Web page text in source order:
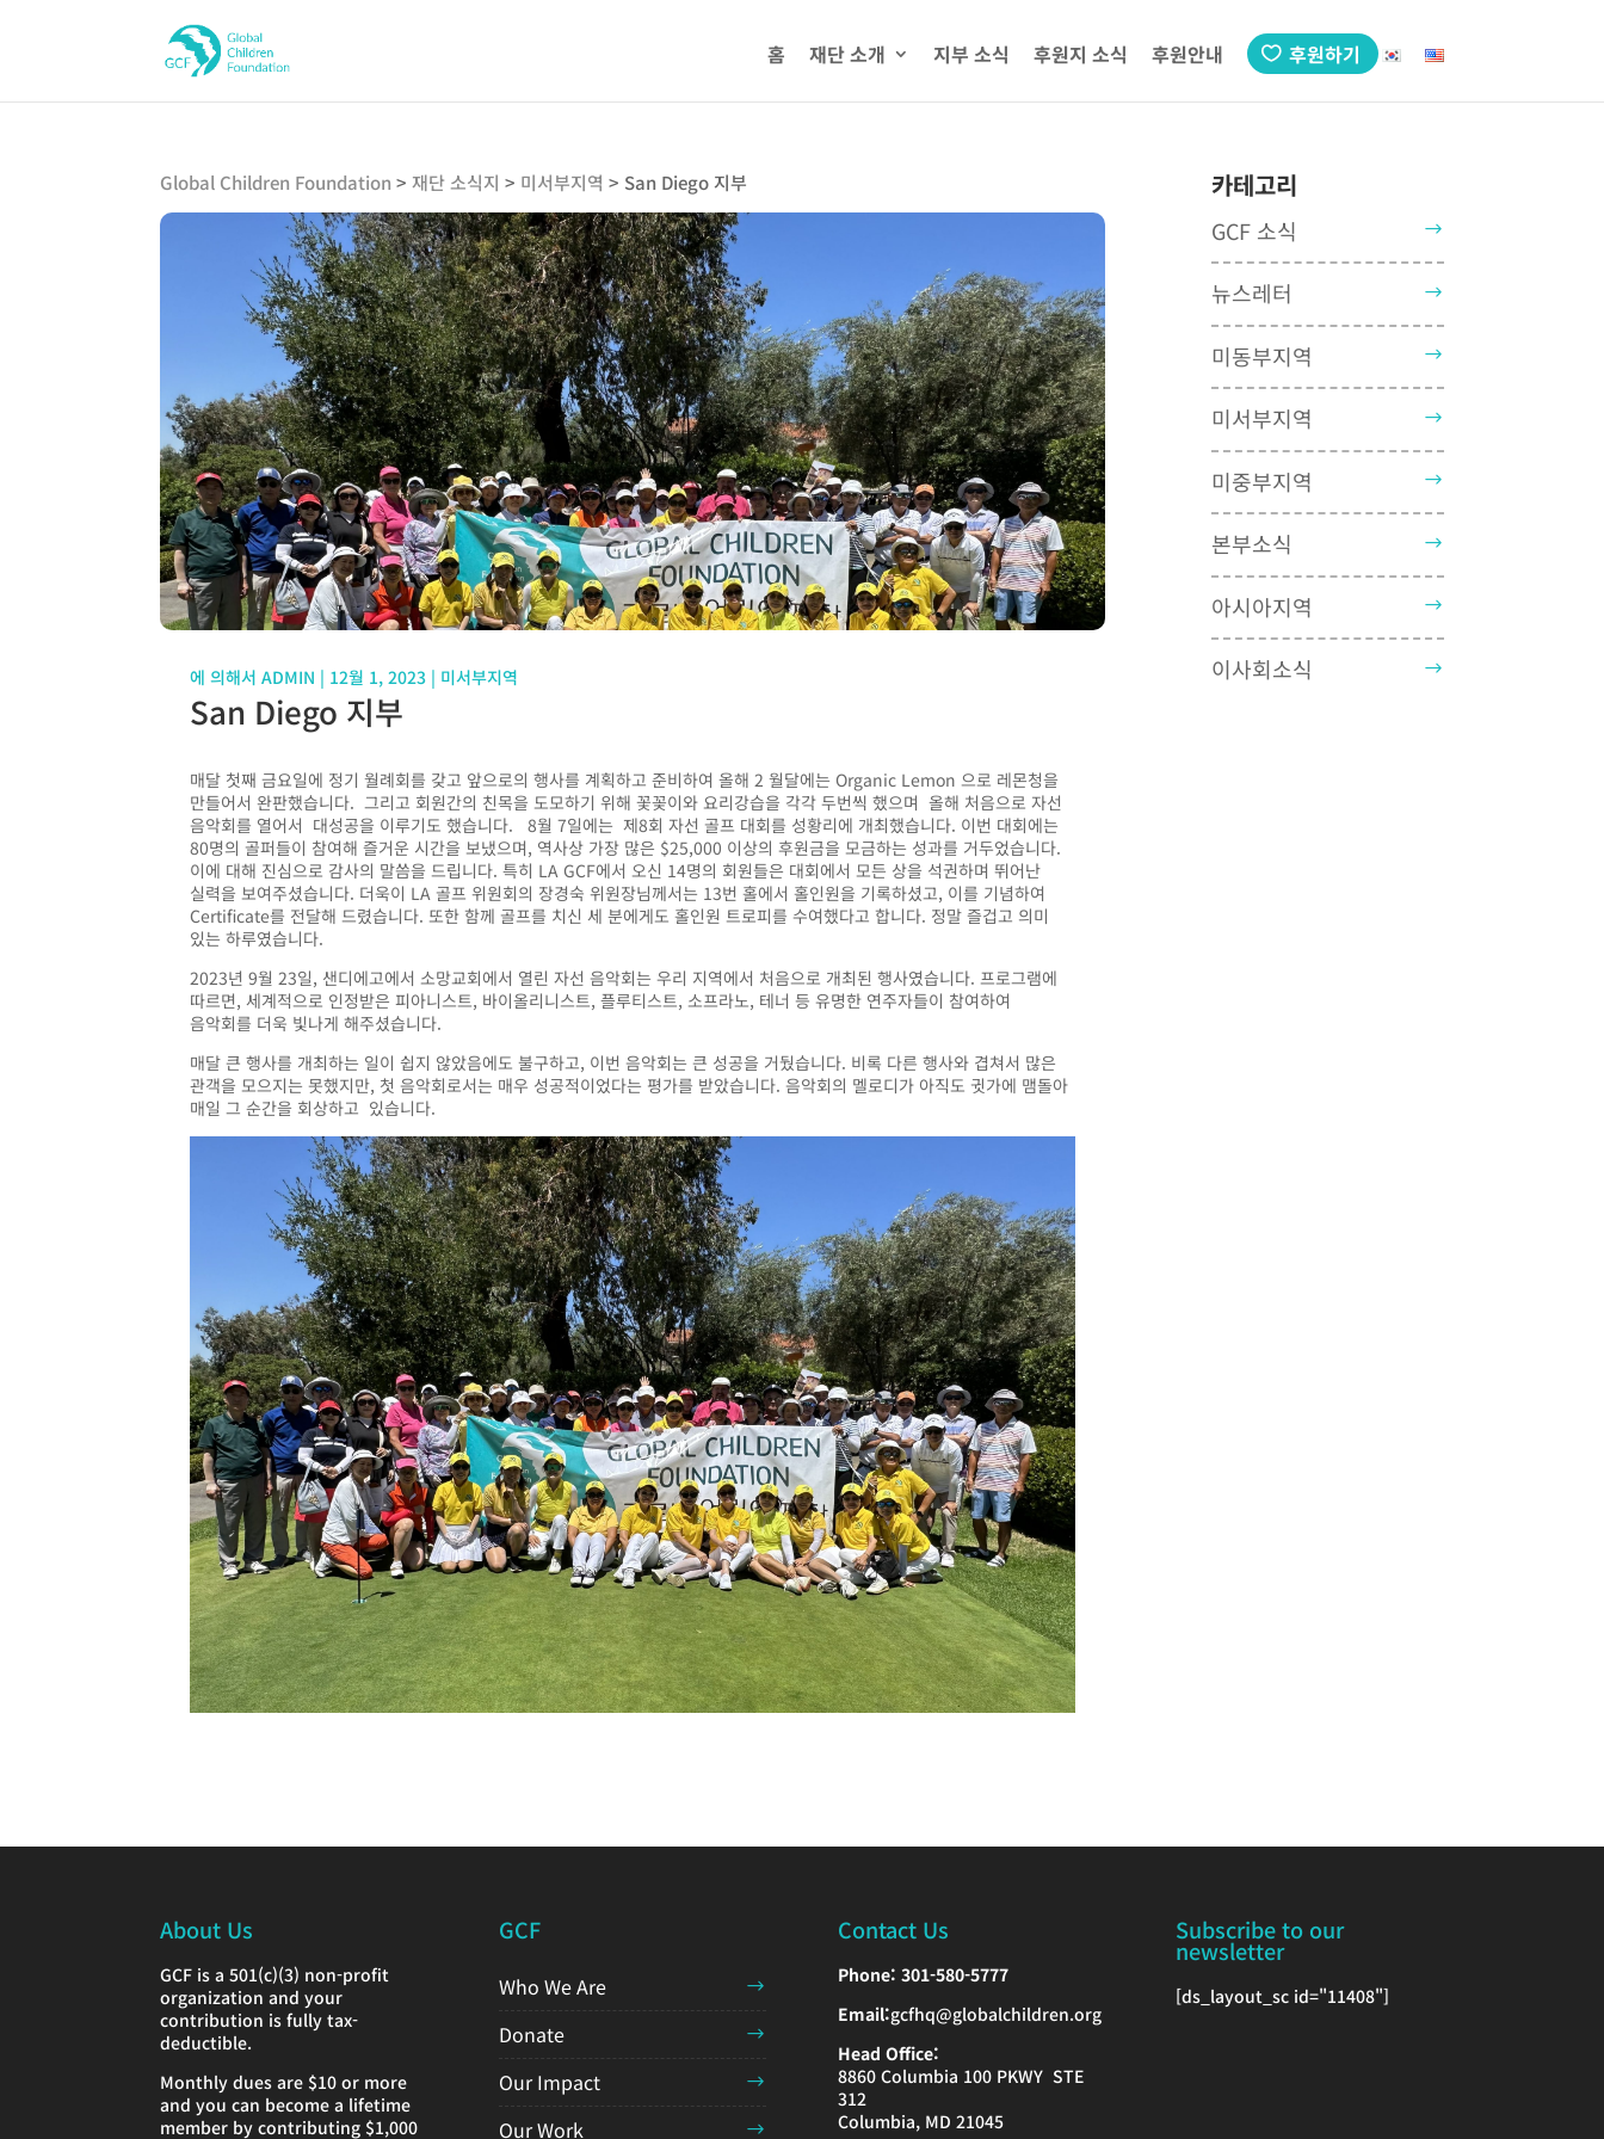
홈 재단 소개 지부 소식 후원지 소식 후원안내 후원하기
Global Children Foundation >재단 소식지 > 미서부지역 > San Diego 지부
에 의해서ADMIN | 12월 1, 2023 | 미서부지역
San Diego 지부
매달 첫째 금요일에 정기 월례회를 갖고 앞으로의 행사를 계획하고 준비하여 올해 2 월달에는 Organic Lemon 으로 레몬청을
만들어서 완판했습니다. 그리고 회원간의 친목을 도모하기 위해 꽃꽂이와 요리강습을 각각 두번씩 했으며 올해 처음으로 자선
음악회를 열어서 대성공을 이루기도 했습니다.
8월 7일에는 제8회 자선 골프 대회를 성황리에 개최했습니다. 이번 대회에는
80명의 골퍼들이 참여해 즐거운 시간을 보냈으며, 역사상 가장 많은 $25,000 이상의 후원금을 모금하는 성과를 거두었습니다.
이에 대해 진심으로 감사의 말씀을 드립니다.특히 LA GCF에서 오신 14명의 회원들은 대회에서 모든 상을 석권하며 뛰어난
실력을 보여주셨습니다. 더욱이 LA 골프 위원회의 장경숙 위원장님께서는 13번 홀에서 홀인원을 기록하셨고, 이를 기념하여
Certificate를 전달해 드렸습니다. 또한 함께 골프를 치신 세 분에게도 홀인원 트로피를 수여했다고 합니다. 정말 즐겁고 의미
있는 하루였습니다.
2023년 9월 23일, 샌디에고에서 소망교회에서 열린 자선 음악회는 우리 지역에서 처음으로 개최된 행사였습니다.프로그램에
따르면,세계적으로 인정받은 피아니스트, 바이올리니스트,플루티스트,소프라노, 테너 등 유명한 연주자들이 참여하여
음악회를 더욱 빛나게 해주셨습니다.
매달 큰 행사를 개최하는 일이 쉽지 않았음에도 불구하고, 이번 음악회는 큰 성공을 거뒀습니다. 비록 다른 행사와 겹쳐서 많은
관객을 모으지는 못했지만, 첫 음악회로서는 매우 성공적이었다는 평가를 받았습니다.음악회의 멜로디가 아직도 귓가에 맴돌아
매일 그 순간을 회상하고 있습니다.
카테고리
GCF 소식
뉴스레터
미동부지역
미서부지역
미중부지역
본부소식
아시아지역
이사회소식
About Us
GCF is a 501(c)(3) non-profit
organization and your
contribution is fully tax-
deductible.
Monthly dues are $10 or more
and you can become a lifetime
member by contributing $1,000
GCF
Who We Are
Donate
Our Impact
Our Work
Contact Us
Phone: 301-580-5777
Email:gcfhq@globalchildren.org
Head Office:
8860 Columbia 100 PKWY STE
312
Columbia, MD 21045
Subscribe to our
newsletter
[ds_layout_sc id="11408"]